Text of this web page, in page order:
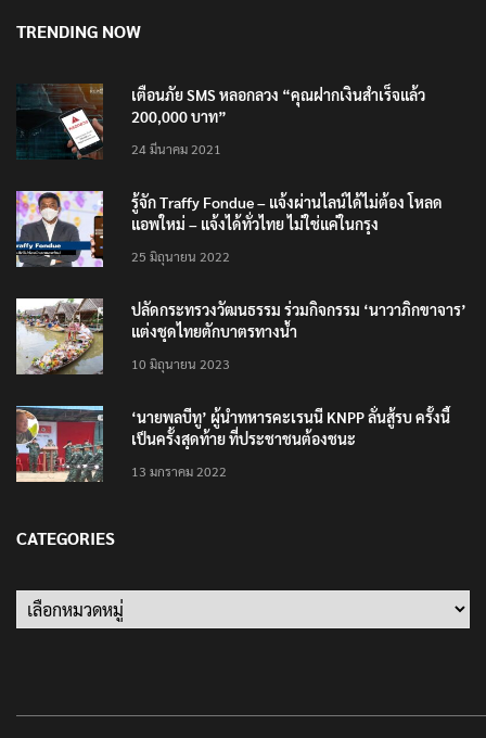
TRENDING NOW
เตือนภัย SMS หลอกลวง “คุณฝากเงินสำเร็จแล้ว
200,000 บาท”
24 มีนาคม 2021
รู้จัก Traffy Fondue – แจ้งผ่านไลน์ได้ไม่ต้อง โหลด
แอพใหม่ – แจ้งได้ทั่วไทย ไม่ใช่แค่ในกรุง
25 มิถุนายน 2022
ปลัดกระทรวงวัฒนธรรม ร่วมกิจกรรม ‘นาวาภิกขาจาร’
แต่งชุดไทยตักบาตรทางน้ำ
10 มิถุนายน 2023
‘นายพลบีทู’ ผู้นำทหารคะเรนนี KNPP ลั่นสู้รบ ครั้งนี้
เป็นครั้งสุดท้าย ที่ประชาชนต้องชนะ
13 มกราคม 2022
CATEGORIES
Categories